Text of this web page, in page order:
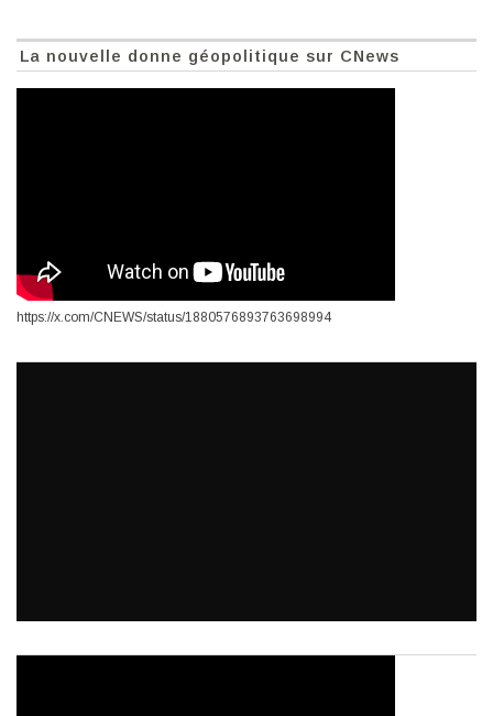
La nouvelle donne géopolitique sur CNews
https://x.com/CNEWS/status/1880576893763698994